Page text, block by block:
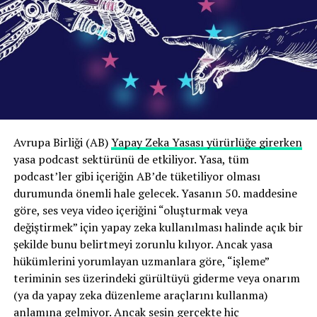
deneyimler ve üretim biçimlerinin örnekleme
yansıtılması hedeflendi. Böylece araştırma, Türkiye
podcast ekosistemini tek bir üretici veya kurum tipinin
deneyimine dayandırmak yerine, sektörün farklı iş
modellerini ve kullanım biçimlerini mümkün olduğunca
geniş bir perspektiften değerlendirmeyi amaçladı.
yalnızca bağımsız yayıncıların deneyimleri üzerinden
değil, üretimden dağıtıma, kurumsal iletişimden
girişimciliğe kadar ekosistemin farklı bileşenleri
üzerinden karşılaştırmalı biçimde incelenmesi mümkün
oldu.
Podcast ekonomisinin temel sorunu gelir
modeli eksikliği değil
Araştırmanın dikkat çekici sonuçlarından biri Türkiye’de
oynatıcı
Dinleyiciler zaten reklamları atlamıyor mu?
Bunun sadece dinleyici davranışını taklit etmek olduğu
da savunulabilir; sonuçta dinleyiciler bazen reklamları
atlıyorlar.
Ancak, dinleyiciler podcast’lerdeki reklamları
atlayabiliyor ve bunu düzenli olarak iddia ediyorlar;
ancak podcast analiz şirketi Bumper’ın anket verileri
yerine gerçek hayattaki davranışlara bakarak yaptığı
Avrupa Birliği (AB)Yapay Zeka Yasası yürürlüğe girerken
yasa podcast sektürünü de etkiliyor. Yasa, tüm
podcast’ler gibi içeriğin AB’de tüketiliyor olması
durumunda önemli hale gelecek. Yasanın 50. maddesine
göre, ses veya video içeriğini “oluşturmak veya
değiştirmek” için yapay zeka kullanılması halinde açık bir
şekilde bunu belirtmeyi zorunlu kılıyor. Ancak yasa
hükümlerini yorumlayan uzmanlara göre, “işleme”
teriminin ses üzerindeki gürültüyü giderme veya onarım
(ya da yapay zeka düzenleme araçlarını kullanma)
anlamına gelmiyor. Ancak sesin gerçekte hiç